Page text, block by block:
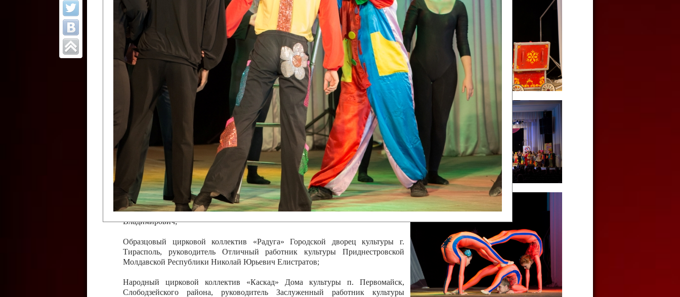
Участники фестиваля:
Образцовый эстрадно-цирковой коллектив «Ровесник» Дом культуры с.
Протягайловка, г. Бендеры , руководитель Рогожинер Светлана Георгиевна
Народный цирковой клоунский коллектив «Шари-вари» МУ «Культурно-
досуговый центр «Шелковик» г.Бендеры, руководители Отличные работники
культуры Приднестровской Молдавской Республики Алёна Александровна и
Олег Степанович Райлян;
Народный цирковой коллектив «Энтузиасты» Дома культуры с. Делакеу,
Григориопольского района, руководитель Отличный работник культуры
Приднестровской Молдавской Республики Пётр Петрович Дижмару;
Народный цирковой коллектив «Сперанца» Дома культуры посёлка Красное,
Слободзейского района, руководитель Отличный работник культуры
Приднестровской Молдавской Республики Анжела Владимировна
Казавчинская;
Образцовый эстрадно-цирковой коллектив «Алегро» Дома детско –юношеского
творчества с. Чобручи, Слободзейского района, руководитель Хачатурян Юрий
Владимирович;
Образцовый цирковой коллектив «Радуга» Городской дворец культуры г.
Тирасполь, руководитель Отличный работник культуры Приднестровской
Молдавской Республики Николай Юрьевич Елистратов;
Народный цирковой коллектив «Каскад» Дома культуры п. Первомайск,
Слободзейского района, руководитель Заслуженный работник культуры